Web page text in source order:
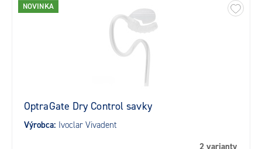
NOVINKA
OptraGate Dry Control savky
Výrobca: Ivoclar Vivadent
2 varianty